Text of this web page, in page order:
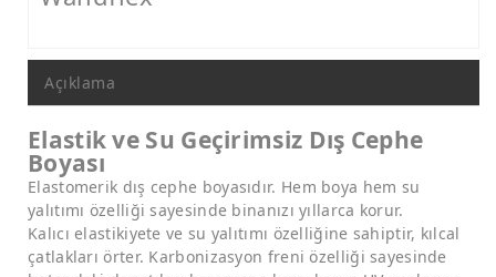
Tamir ve Aderans Harçları, Epoksi Harçlar ve Beton Katkıları
Zemin Kaplamaları (Epoksi, Poliüretan, Çimento Esaslı)
Mastikler, Dilatasyon ve Pah Bantları
Ankraj - Güçlendirme ve Enjeksiyon Sistemleri
Açıklama
Elastik ve Su Geçirimsiz Dış Cephe
Boyası
Elastomerik dış cephe boyasıdır. Hem boya hem su
yalıtımı özelliği sayesinde binanızı yıllarca korur.
Kalıcı elastikiyete ve su yalıtımı özelliğine sahiptir, kılcal
çatlakları örter. Karbonizasyon freni özelliği sayesinde